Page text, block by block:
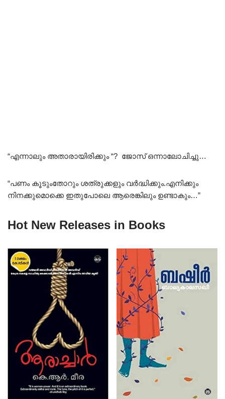
“എന്നാലും അതാരായിരിക്കും “? ജോസ് ഒന്നാലോചിച്ചു…
“പണം കൂടുംതോറും ശത്രുക്കളും വർദ്ധിക്കും.എനിക്കും
നിനക്കുമൊക്കെ ഇതുപോലെ ആരെങ്കിലും ഉണ്ടാകും…”
Hot New Releases in Books